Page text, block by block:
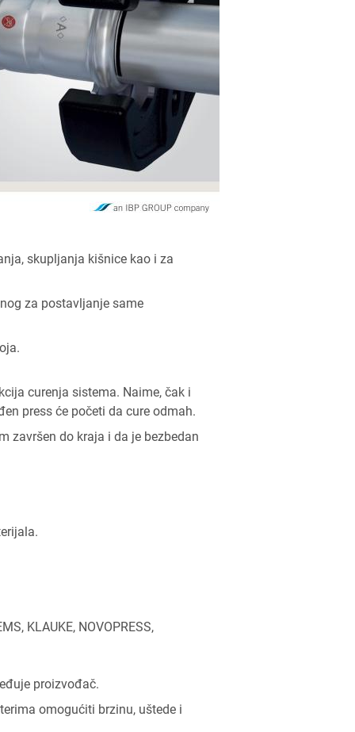
skupljanja kišnice kao i za
za postavljanje same
curenja sistema. Naime, čak i
press će početi da cure odmah.
završen do kraja i da je bezbedan
KLAUKE, NOVOPRESS,
proizvođač.
omogućiti brzinu, uštede i